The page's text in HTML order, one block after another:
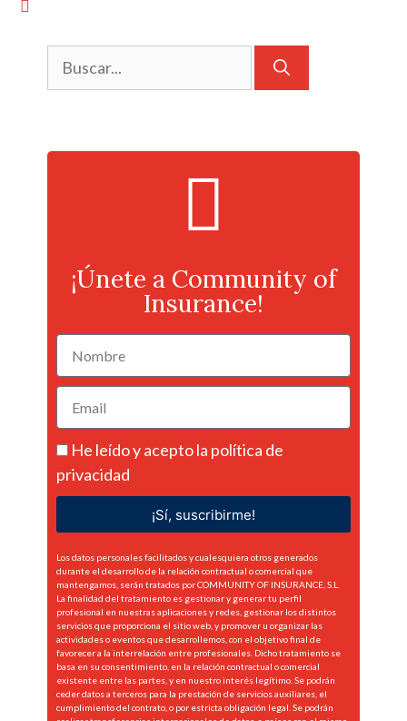
¡Únete a Community of
Insurance!
He leído y acepto la política de
privacidad
¡Sí, suscribirme!
Los datos personales facilitados y cualesquiera otros generados
durante el desarrollo de la relación contractual o comercial que
mantengamos, serán tratados por COMMUNITY OF INSURANCE, S.L.
La finalidad del tratamiento es gestionar y generar tu perfil
profesional en nuestras aplicaciones y redes, gestionar los distintos
servicios que proporciona el sitio web, y promover u organizar las
actividades o eventos que desarrollemos, con el objetivo final de
favorecer a la interrelación entre profesionales. Dicho tratamiento se
basa en su consentimiento, en la relación contractual o comercial
existente entre las partes, y en nuestro interés legítimo. Se podrán
ceder datos a terceros para la prestación de servicios auxiliares, el
cumplimiento del contrato, o por estricta obligación legal. Se podrán